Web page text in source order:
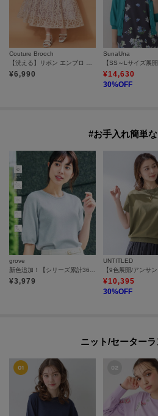
Couture Brooch
¥6,990
SunaUna
¥14,630
30%OFF
#お手入れ簡単
grove
新色追加！【シリーズ累計36万枚/UVカット・ひんやり・洗濯機OK】やわらかドライタッチ 五分袖ニット
¥3,979
UNTITLED
¥10,395
30%OFF
ニット/セーター